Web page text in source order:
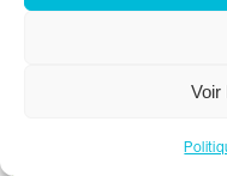
Voir